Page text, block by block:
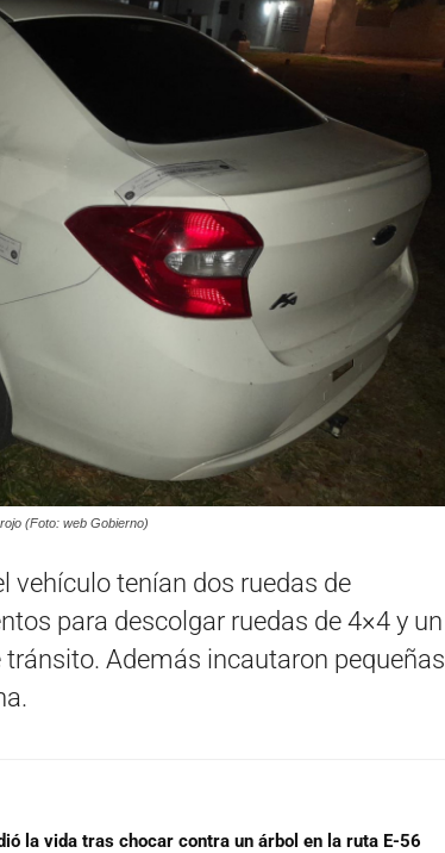
(Foto: web Gobierno)
vehículo tenían dos ruedas de
para descolgar ruedas de 4×4 y un
Además incautaron pequeñas
la vida tras chocar contra un árbol en la ruta E-56